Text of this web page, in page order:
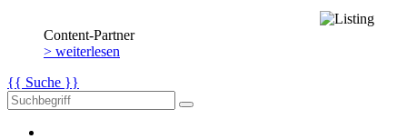
Content-Partner
> weiterlesen
{{ Suche }}